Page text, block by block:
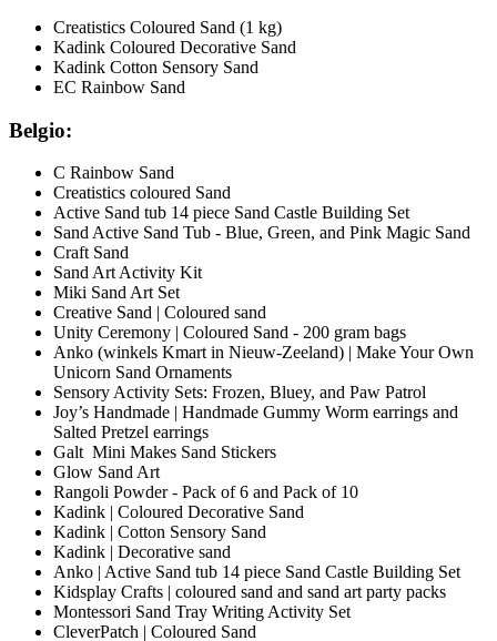
Creatistics Coloured Sand (1 kg)
Kadink Coloured Decorative Sand
Kadink Cotton Sensory Sand
EC Rainbow Sand
Belgio:
C Rainbow Sand
Creatistics coloured Sand
Active Sand tub 14 piece Sand Castle Building Set
Sand Active Sand Tub - Blue, Green, and Pink Magic Sand
Craft Sand
Sand Art Activity Kit
Miki Sand Art Set
Creative Sand | Coloured sand
Unity Ceremony | Coloured Sand - 200 gram bags
Anko (winkels Kmart in Nieuw-Zeeland) | Make Your Own
Unicorn Sand Ornaments
Sensory Activity Sets: Frozen, Bluey, and Paw Patrol
Joy’s Handmade | Handmade Gummy Worm earrings and
Salted Pretzel earrings
Galt Mini Makes Sand Stickers
Glow Sand Art
Rangoli Powder - Pack of 6 and Pack of 10
Kadink | Coloured Decorative Sand
Kadink | Cotton Sensory Sand
Kadink | Decorative sand
Anko | Active Sand tub 14 piece Sand Castle Building Set
Kidsplay Crafts | coloured sand and sand art party packs
Montessori Sand Tray Writing Activity Set
CleverPatch | Coloured Sand